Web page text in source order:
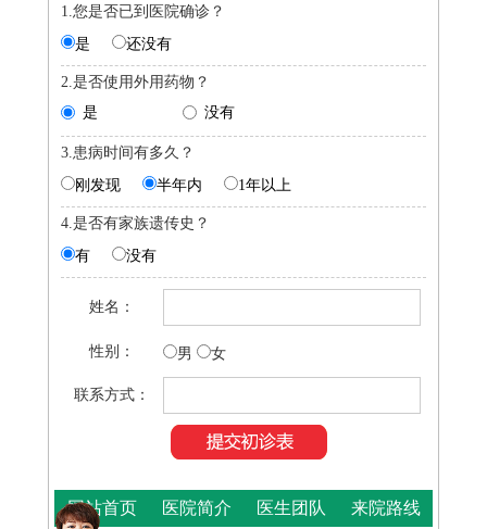
1.您是否已到医院确诊？
是
还没有
2.是否使用外用药物？
是
没有
3.患病时间有多久？
刚发现
半年内 1年以上
4.是否有家族遗传史？
有
没有
姓名：
性别： 男 女
联系方式：
网站首页 医院简介 医生团队 来院路线